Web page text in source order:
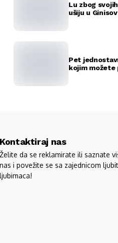
Lu zbog
ušiju u
Pet
kojim možete
Kontaktiraj nas
Želite da se reklamirate ili saznate
nas i povežite se sa zajednicom
ljubimaca!